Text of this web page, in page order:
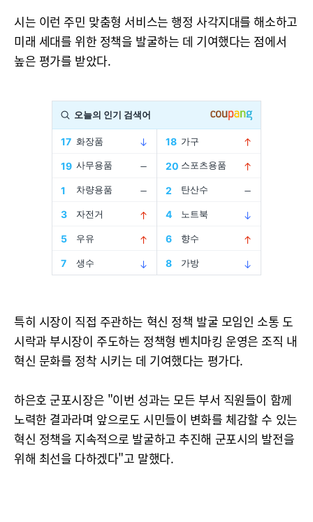
시는 이런 주민 맞춤형 서비스는 행정 사각지대를 해소하고
미래 세대를 위한 정책을 발굴하는 데 기여했다는 점에서
높은 평가를 받았다.
특히 시장이 직접 주관하는 혁신 정책 발굴 모임인 소통 도
시락과 부시장이 주도하는 정책형 벤치마킹 운영은 조직 내
혁신 문화를 정착 시키는 데 기여했다는 평가다.
하은호 군포시장은 "이번 성과는 모든 부서 직원들이 함께
노력한 결과라며 앞으로도 시민들이 변화를 체감할 수 있는
혁신 정책을 지속적으로 발굴하고 추진해 군포시의 발전을
위해 최선을 다하겠다"고 말했다.